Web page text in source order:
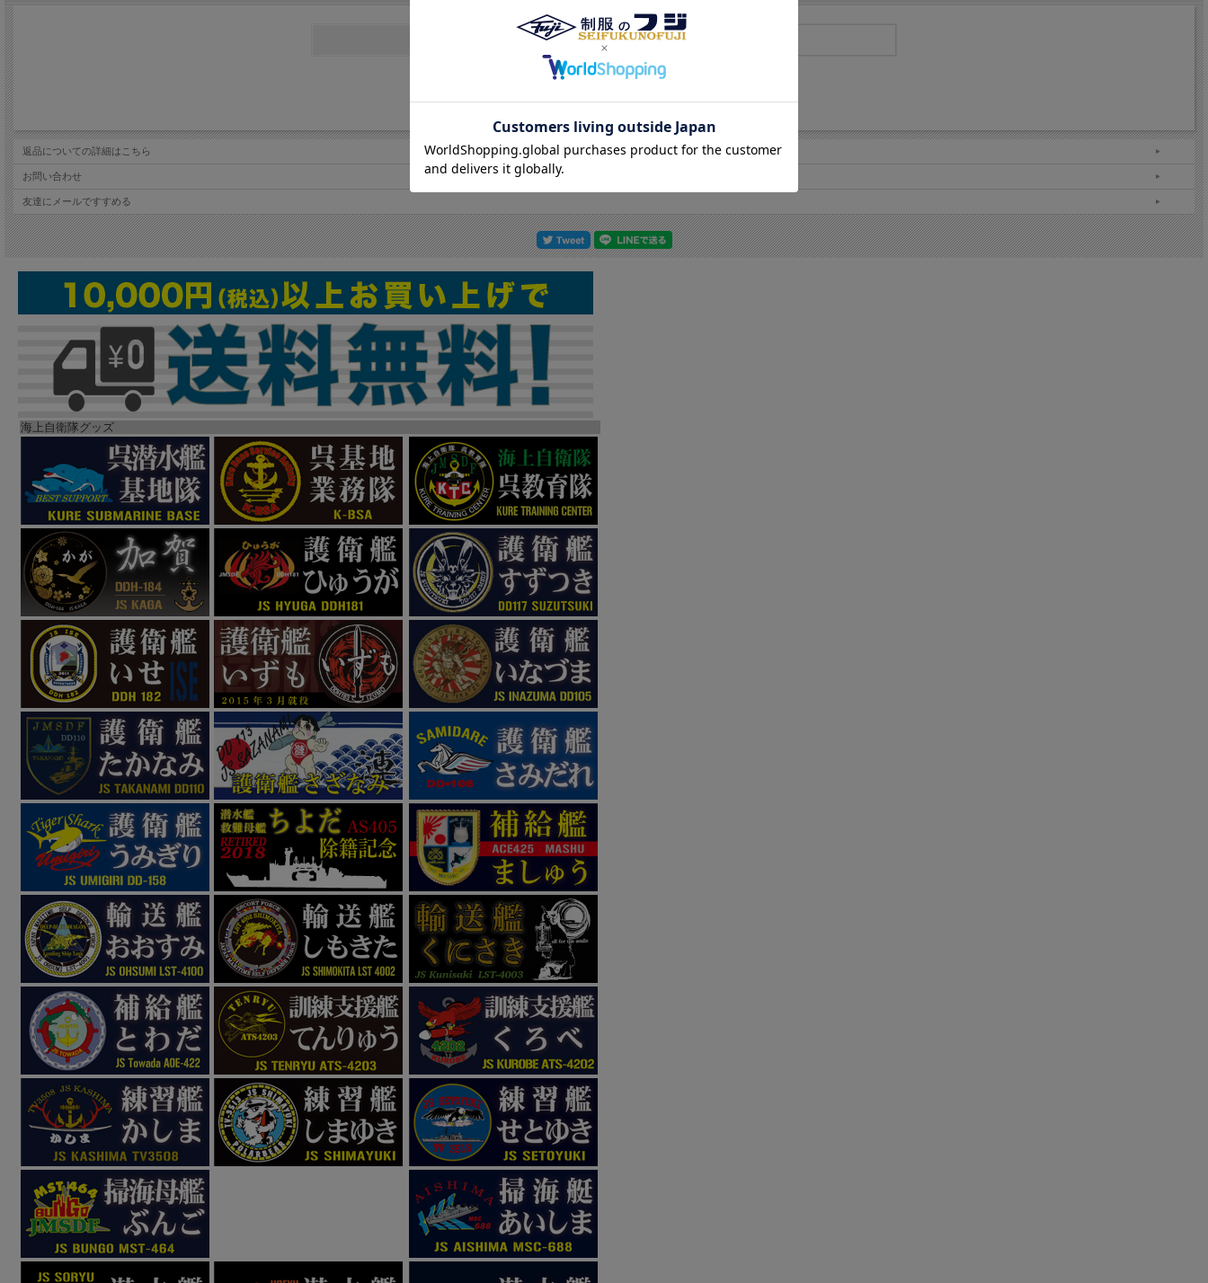
返品についての詳細はこちら
お問い合わせ
友達にメールですすめる
海上自衛隊グッズ